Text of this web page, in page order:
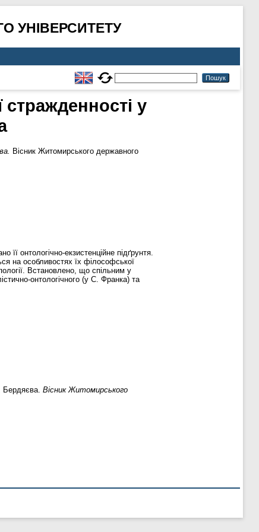
УНІВЕРСИТЕТУ
стражденності у
Вісник Житомирського державного
онтологічно-екзистенційне підґрунтя.
на особливостях їх філософської
Встановлено, що спільним у
онтологічного (у С. Франка) та
Бердяєва. Вісник Житомирського